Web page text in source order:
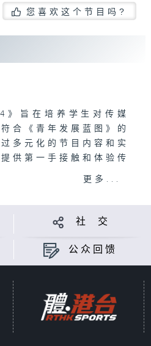
您喜欢这个节目吗?
》旨在培养学生对传媒
合《青年发展蓝图》的
多元化的节目内容和实
供第一手接触和体验传
们发掘自身的兴趣和潜
更多...
社 交
公众回馈